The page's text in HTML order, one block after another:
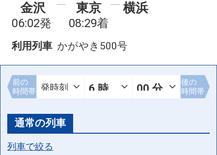
金沢
06:02発
東京
08:29着
横浜
利用列車 かがやき500号
前の
時間帯
後の
時間帯
通常の列車
列車で絞る